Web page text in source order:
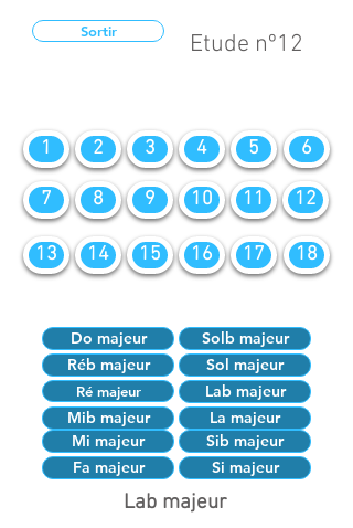
Sortir Etude nº12
1 2 3 4 5 6
7 8 9 10 11 12
13 14 15 16 17 18
Do majeur
Solb majeur
Réb majeur
Sol majeur
Ré majeur
Lab majeur
Mib majeur
Mi majeur
La majeur
Sib majeur
Fa majeur
Si majeur
Lab majeur